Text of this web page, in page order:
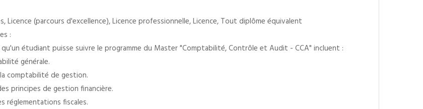
Licence (parcours d'excellence), Licence professionnelle, Licence, Tout diplôme équivalent
:
étudiant puisse suivre le programme du Master "Comptabilité, Contrôle et Audit - CCA" incluent :
générale.
comptabilité de gestion.
principes de gestion financière.
réglementations fiscales.